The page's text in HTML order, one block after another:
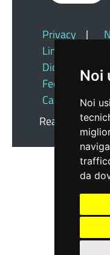
Noi
Noi
da
Privacy |
Link Utili
Dichiarazione
Feedback|
Cambio
Realizzato da